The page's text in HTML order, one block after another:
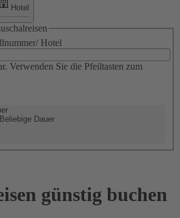
Hotel
Hotel
Verwenden Sie die Pfeiltasten zum
Dauer
günstig buchen